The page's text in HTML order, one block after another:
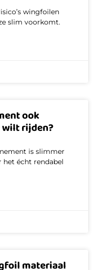
wingfoilen
slim voorkomt.
ook
wilt rijden?
is slimmer
écht rendabel
materiaal